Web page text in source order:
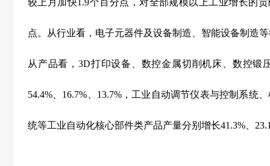
较上月加快1.9个百分点，对全部规模以上工业增长的
点。从行业看，电子元器件及设备制造、智能设备制造
从产品看， 3D打印设备、数控金属切削机床、数控锻
54.4% 16.7% 13.7%，工业自动调节仪表与控制系统
统等工业自动化核心部件类产品产量分别增长41.3%